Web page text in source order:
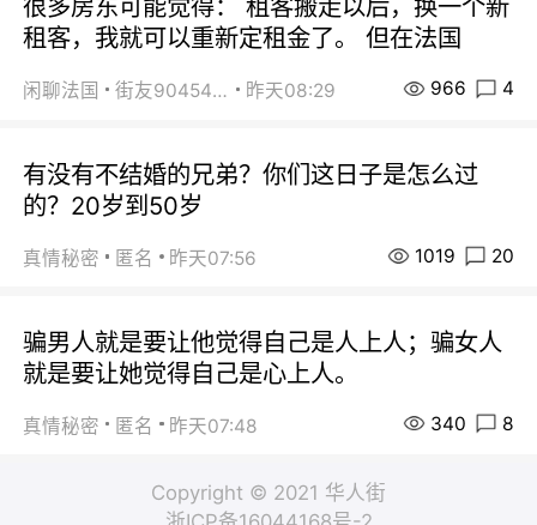
很多房东可能觉得： 租客搬走以后，换一个新
租客，我就可以重新定租金了。 但在法国
闲聊法国 街友90454511 昨天08:29 966 4
有没有不结婚的兄弟？你们这日子是怎么过
的？20岁到50岁
真情秘密 匿名 昨天07:56 1019 20
骗男人就是要让他觉得自己是人上人；骗女人
就是要让她觉得自己是心上人。
真情秘密 匿名 昨天07:48 340 8
Copyright © 2021 华人街